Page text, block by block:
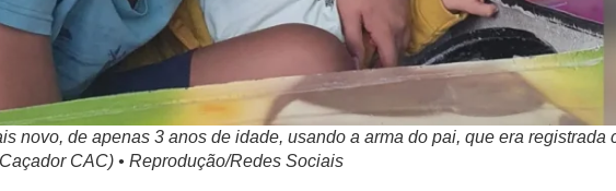
novo, de apenas 3 anos de idade, usando a arma do pai, que era registrada
CAC) • Reprodução/Redes Sociais